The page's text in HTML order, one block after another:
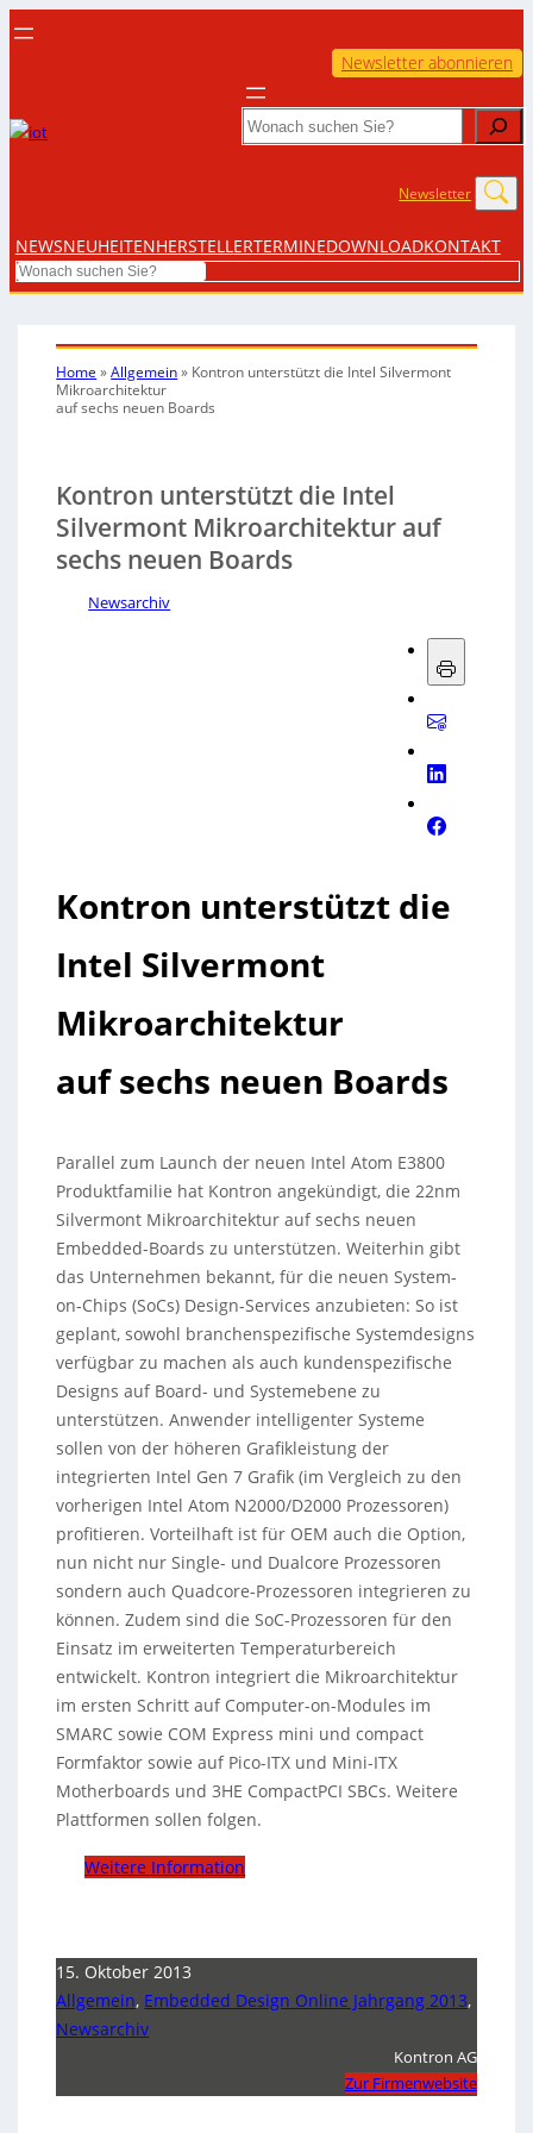
Newsletter abonnieren
Search
Newsletter
NEWSNEUHEITENHERSTELLERTERMINEDOWNLOADKONTAKT
Search
Home »Allgemein» Kontron unterstützt die Intel Silvermont
Mikroarchitektur
auf sechs neuen Boards
Kontron unterstützt die Intel
Silvermont Mikroarchitektur auf
sechs neuen Boards
Newsarchiv
Kontron unterstützt die
Intel Silvermont
Mikroarchitektur
auf sechs neuen Boards
Parallel zum Launch der neuen Intel Atom E3800
Produktfamilie hat Kontron angekündigt, die 22nm
Silvermont Mikroarchitektur auf sechs neuen
Embedded-Boards zu unterstützen. Weiterhin gibt
das Unternehmen bekannt, für die neuen System-
on-Chips (SoCs) Design-Services anzubieten: So ist
geplant, sowohl branchenspezifische Systemdesigns
verfügbar zu machen als auch kundenspezifische
Designs auf Board- und Systemebene zu
unterstützen. Anwender intelligenter Systeme
sollen von der höheren Grafikleistung der
integrierten Intel Gen 7 Grafik (im Vergleich zu den
vorherigen Intel Atom N2000/D2000 Prozessoren)
profitieren. Vorteilhaft ist für OEM auch die Option,
nun nicht nur Single- und Dualcore Prozessoren
sondern auch Quadcore-Prozessoren integrieren zu
können. Zudem sind die SoC-Prozessoren für den
Einsatz im erweiterten Temperaturbereich
entwickelt. Kontron integriert die Mikroarchitektur
im ersten Schritt auf Computer-on-Modules im
SMARC sowie COM Express mini und compact
Formfaktor sowie auf Pico-ITX und Mini-ITX
Motherboards und 3HE CompactPCI SBCs. Weitere
Plattformen sollen folgen.
Weitere Information
15. Oktober 2013
Allgemein, Embedded Design Online Jahrgang 2013,
Newsarchiv
Kontron AG
Zur Firmenwebsite